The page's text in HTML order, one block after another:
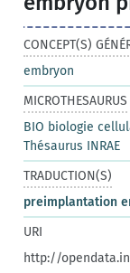
CONCEPT(S)
embryon
MICROTHESAURUS
BIO biologie
Thésaurus INRAE
TRADUCTION(S)
preimplantation
URI
http://